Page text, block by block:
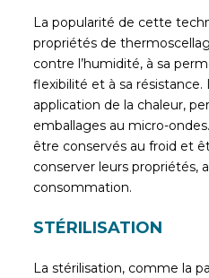
La popularité de cette
propriétés de
contre l’humidité, à sa
flexibilité et à sa résistance.
application de la chaleur,
emballages au micro-
être conservés au froid et
conserver leurs propriétés,
consommation.
STÉRILISATION
La stérilisation, comme la